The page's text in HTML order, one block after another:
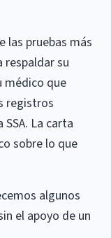
las pruebas más
respaldar su
médico que
registros
La carta
sobre lo que
algunos
el apoyo de un